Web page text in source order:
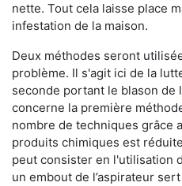
nette. Tout cela laisse place
infestation de la maison.
Deux méthodes seront
problème. Il s'agit ici de la
seconde portant le blason de
concerne la première
nombre de techniques grâce
produits chimiques est
peut consister en l'utilisation
un embout de l’aspirateur